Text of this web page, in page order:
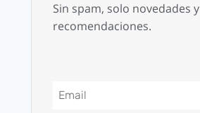
Sin spam, solo novedades y
recomendaciones.